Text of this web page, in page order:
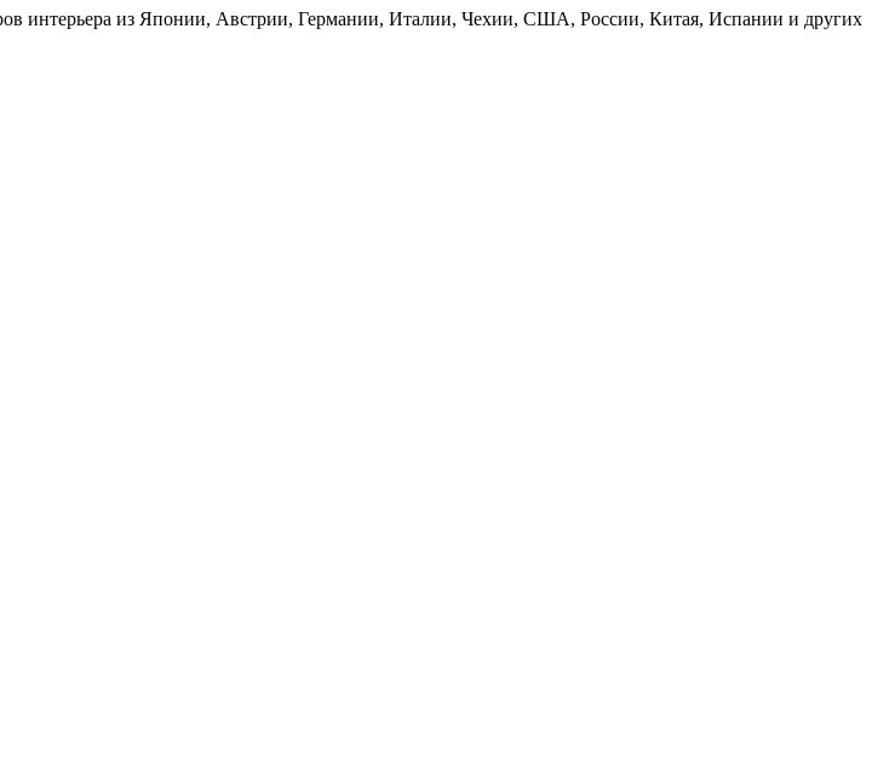
интерьера из Японии, Австрии, Германии, Италии, Чехии, США, России, Китая, Испании и других